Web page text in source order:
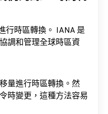
行時區轉換。 IANA 是
調和管理全球時區資
量進行時區轉換。然
時變更，這種方法容易